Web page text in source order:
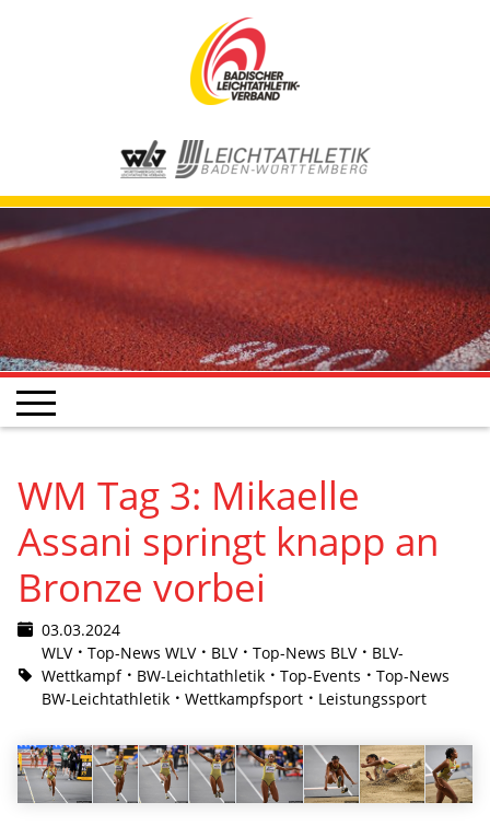
WM Tag 3: Mikaelle
Assani springt knapp an
Bronze vorbei
03.03.2024
WLV
Top-News WLV BLV Top-News BLV
BLV-
Wettkampf
BW-Leichtathletik Top-Events
Top-News
BW-Leichtathletik
Wettkampfsport Leistungssport